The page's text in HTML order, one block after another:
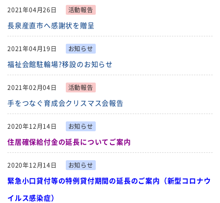
2021年04月26日 活動報告
長泉産直市へ感謝状を贈呈
2021年04月19日 お知らせ
福祉会館駐輪場?移設のお知らせ
2021年02月04日 活動報告
手をつなぐ育成会クリスマス会報告
2020年12月14日 お知らせ
住居確保給付金の延長についてご案内
2020年12月14日 お知らせ
緊急小口貸付等の特例貸付期間の延長のご案内（新型コロナウ
イルス感染症）